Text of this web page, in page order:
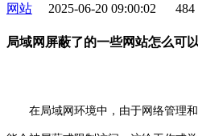
网站 2025-06-20 09:00:02 484
局域网屏蔽了的一些网站怎么可
在局域网环境中，由于网络管理和